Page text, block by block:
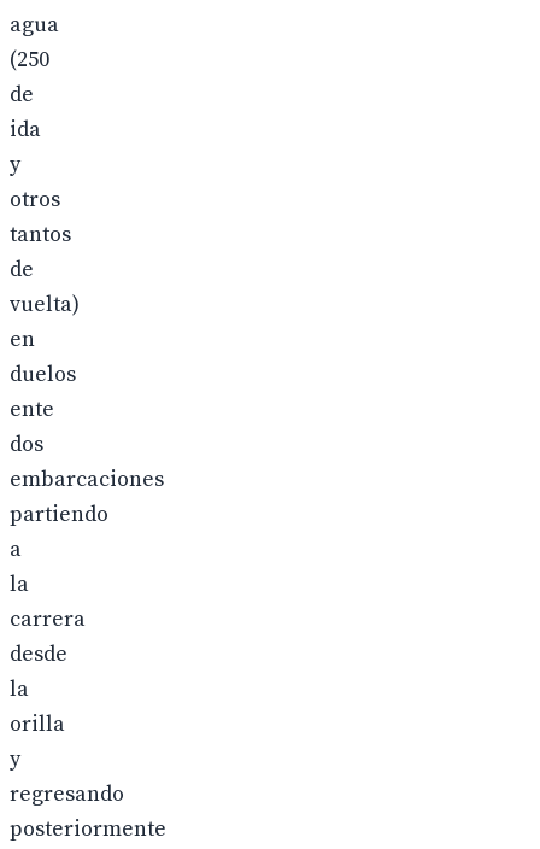
agua
(250
de
ida
y
otros
tantos
de
vuelta)
en
duelos
ente
dos
embarcaciones
partiendo
a
la
carrera
desde
la
orilla
y
regresando
posteriormente